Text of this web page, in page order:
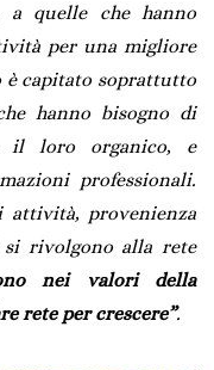
a quelle che hanno
per una migliore
capitato soprattutto
hanno bisogno di
il loro organico, e
professionali.
provenienza
si rivolgono alla rete
nei valori della
rete per crescere”.